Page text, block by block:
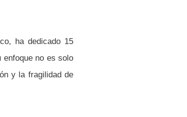
ha dedicado 15
no es solo
y la fragilidad de